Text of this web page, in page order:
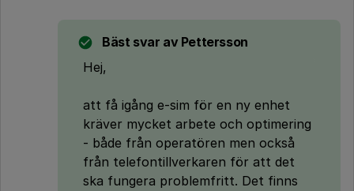
Bäst svar av Pettersson
Hej,
att få igång e-sim för en ny enhet
kräver mycket arbete och optimering
- både från operatören men också
från telefontillverkaren för att det
ska fungera problemfritt. Det finns